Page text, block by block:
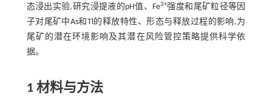
态浸出实验,研究浸提液的pH值、Fe3+强度和尾矿粒径等因
子对尾矿中As和Tl的释放特性、形态与释放过程的影响,为
尾矿的潜在环境影响及其潜在风险管控策略提供科学依
据。
1 材料与方法